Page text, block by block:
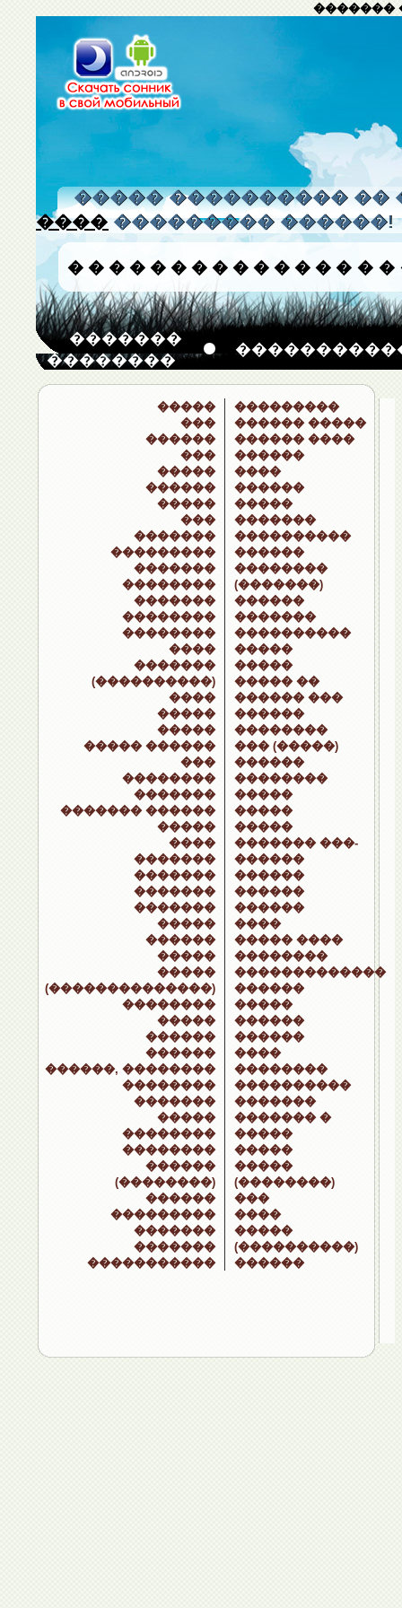
�������
����� ���������� ��
���� ��������� ������!
� � � � � � � � � � � � � � � �
�������
��������
�����
���
������
���
�����
������
�����
���
�������
���������
�������
��������
�������
��������
��������
����
�������
(����������)
����
�����
�����
����� ������
���
��������
�������
������� ������
�����
����
�������
�������
�������
�������
�����
������
�����
�����
(��������������)
��������
�����
������
������
������, ��������
��������
�������
�����
��������
��������
������
(��������)
������
���������
�������
�������
�����������
���������
������ �����
������ ����
������
����
������
�����
�������
����������
������
��������
(�������)
������
�������
����������
�����
�����
����� ��
������ ���
������
��������
��� (�����)
������
��������
�����
�����
�����
������� ���-
������
������
������
������
����
����� ����
��������
�������������
������
�����
������
������
����
��������
����������
�������
������� �
�����
�����
�����
(��������)
���
����
�����
(����������)
������